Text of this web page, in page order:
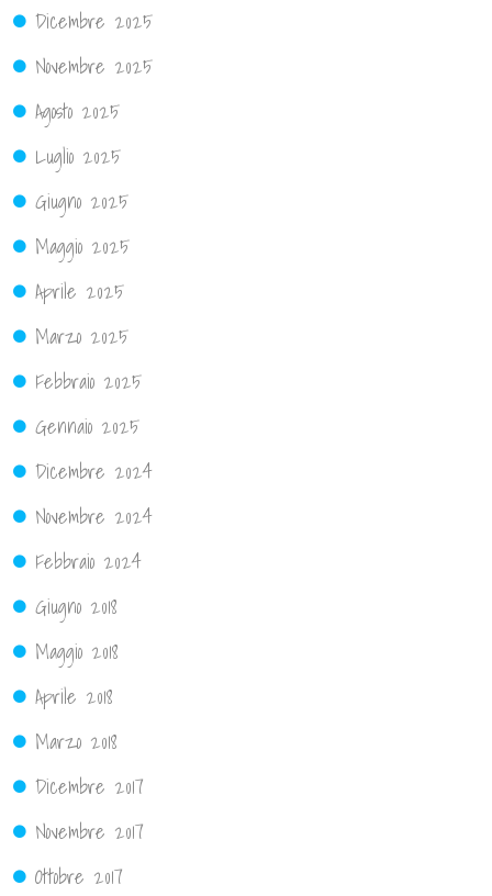
Dicembre 2025
Novembre 2025
Agosto 2025
Luglio 2025
Giugno 2025
Maggio 2025
Aprile 2025
Marzo 2025
Febbraio 2025
Gennaio 2025
Dicembre 2024
Novembre 2024
Febbraio 2024
Giugno 2018
Maggio 2018
Aprile 2018
Marzo 2018
Dicembre 2017
Novembre 2017
Ottobre 2017